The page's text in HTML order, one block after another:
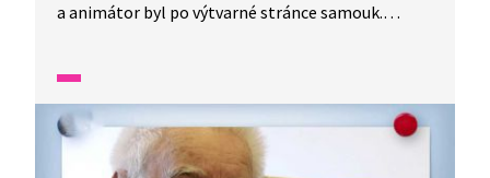
a animátor byl po výtvarné stránce samouk.
věnoval tvorbě pro děti. Své nápady čerpal hodně
z přírody. Ilustroval také dětské knížky, rukama
mu jich prošlo na padesát.